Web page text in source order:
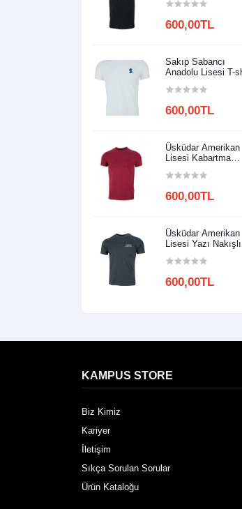
600,00TL
Sakıp Sabancı
Anadolu Lisesi T-
600,00TL
Üsküdar Amerikan
Lisesi Kabartma
600,00TL
Üsküdar Amerikan
Lisesi Yazı Nakışlı
600,00TL
Physics Principles with
Applications, Global Edition
KAMPUS STORE
Biz Kimiz
Kariyer
İletişim
Sıkça Sorulan Sorular
Ürün Kataloğu